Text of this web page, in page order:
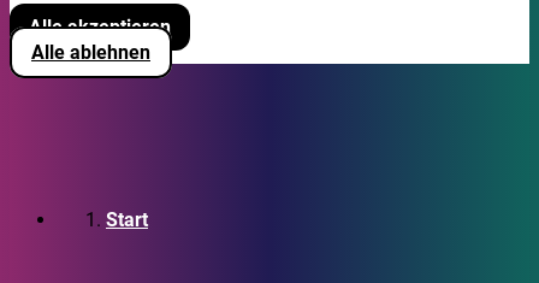
Alle akzeptieren
Alle ablehnen
Start